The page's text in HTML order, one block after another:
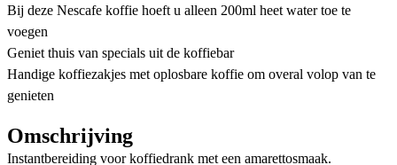
Bij deze Nescafe koffie hoeft u alleen 200ml heet water toe te
voegen
Geniet thuis van specials uit de koffiebar
Handige koffiezakjes met oplosbare koffie om overal volop van te
genieten
Omschrijving
Instantbereiding voor koffiedrank met een amarettosmaak.